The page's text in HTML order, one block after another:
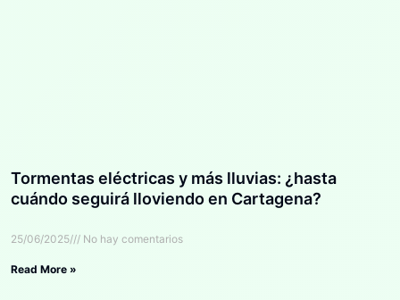
Tormentas eléctricas y más lluvias: ¿hasta
cuándo seguirá lloviendo en Cartagena?
25/06/2025 No hay comentarios
Read More »